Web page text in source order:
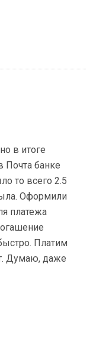
в итоге
Почта банке
то всего 2.5
Оформили
платежа
Платим
Думаю, даже